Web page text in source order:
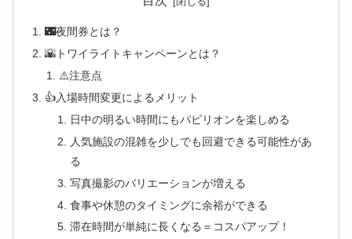
🌃夜間券とは？
🌇トワイライトキャンペーンとは？
⚠️注意点
👍入場時間変更によるメリット
日中の明るい時間にもパビリオンを楽しめる
人気施設の混雑を少しでも回避できる可能性があ
る
写真撮影のバリエーションが増える
食事や休憩のタイミングに余裕ができる
滞在時間が単純に長くなる＝コスパアップ！